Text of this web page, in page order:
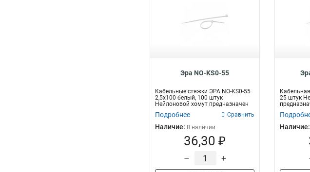
Эра NO-KS0-55
Кабельные стяжки ЭРА NO-KS0-55
2,5х100 белый, 100 штук
Нейлоновой хомут предназначен
для увязки...
Подробнее Сравнить
Наличие: В наличии
36,30 ₽
– +
25 штук
Наличие: